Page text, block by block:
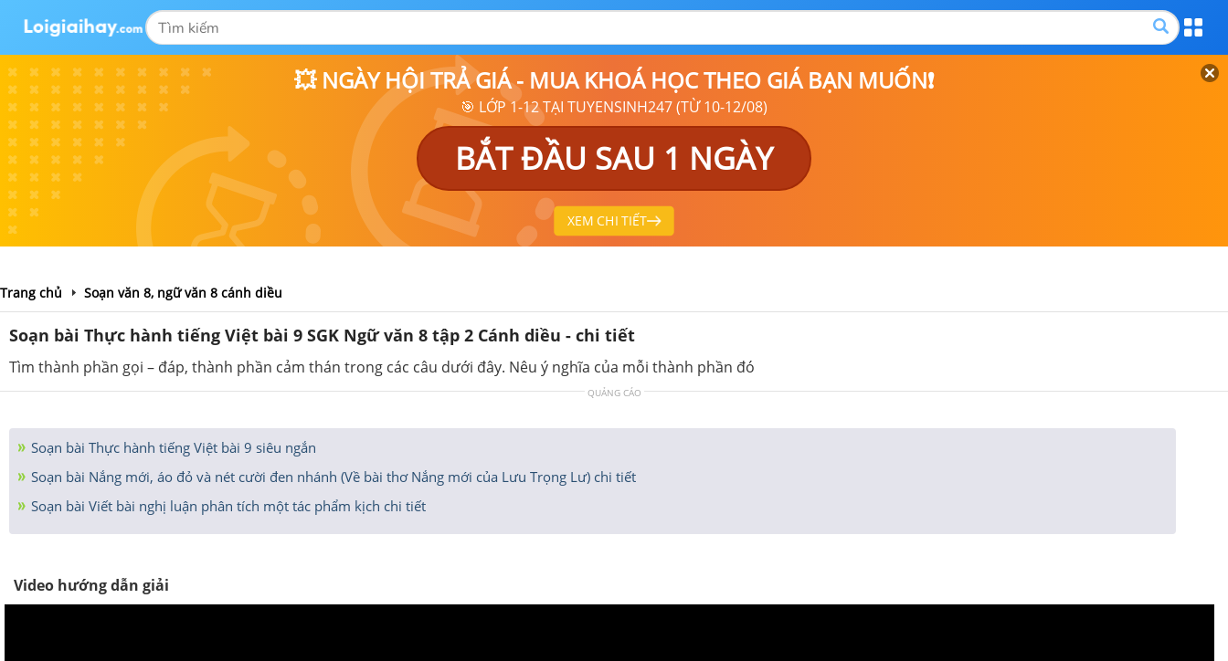
💥 NGÀY HỘI TRẢ GIÁ - MUA KHOÁ HỌC THEO GIÁ BẠN MUỐN❗
🎯 LỚP 1-12 TẠI TUYENSINH247 (TỪ 10-12/08)
BẮT ĐẦU SAU 1 NGÀY
XEM CHI TIẾT
Trang chủ Soạn văn 8, ngữ văn 8 cánh diều
Soạn bài Thực hành tiếng Việt bài 9 SGK Ngữ văn 8 tập 2 Cánh diều - chi tiết
Tìm thành phần gọi – đáp, thành phần cảm thán trong các câu dưới đây. Nêu ý nghĩa của mỗi thành phần đó
QUẢNG CÁO
Soạn bài Thực hành tiếng Việt bài 9 siêu ngắn
Soạn bài Nắng mới, áo đỏ và nét cười đen nhánh (Về bài thơ Nắng mới của Lưu Trọng Lư) chi tiết
Soạn bài Viết bài nghị luận phân tích một tác phẩm kịch chi tiết
Video hướng dẫn giải